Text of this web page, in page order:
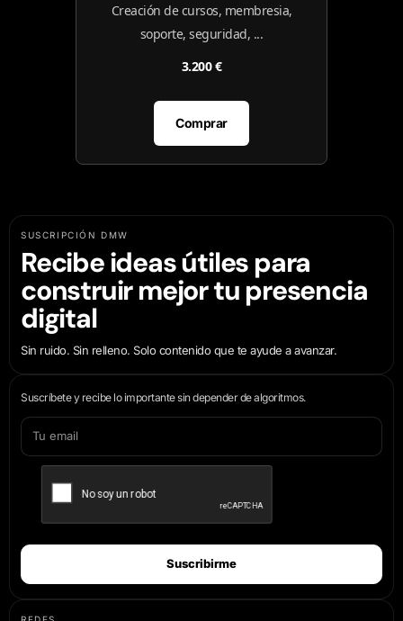
Creación de cursos, membresia,
soporte, seguridad, ...
3.200 €
Comprar
SUSCRIPCIÓN DMW
Recibe ideas útiles para
construir mejor tu presencia
digital
Sin ruido. Sin relleno. Solo contenido que te ayude a avanzar.
Suscríbete y recibe lo importante sin depender de algoritmos.
Suscribirme